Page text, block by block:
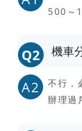
500～
Q2 機車
A2
不行，
辦理過